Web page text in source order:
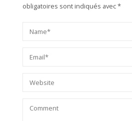
obligatoires sont indiqués avec*